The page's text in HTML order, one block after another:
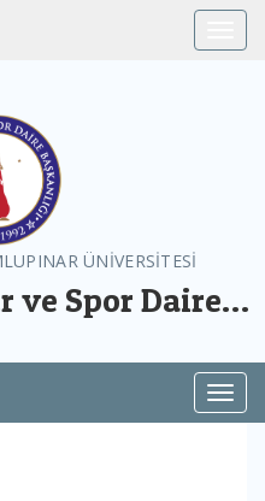
ÜNİVERSİTESİ
ve Spor Daire